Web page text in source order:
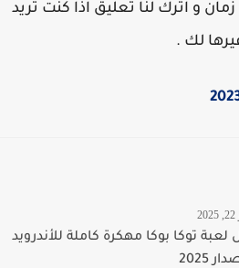
و اترك لنا تعليق اذا كنت تريد
لك .
توكا بوكا مهكرة كاملة للأندرويد